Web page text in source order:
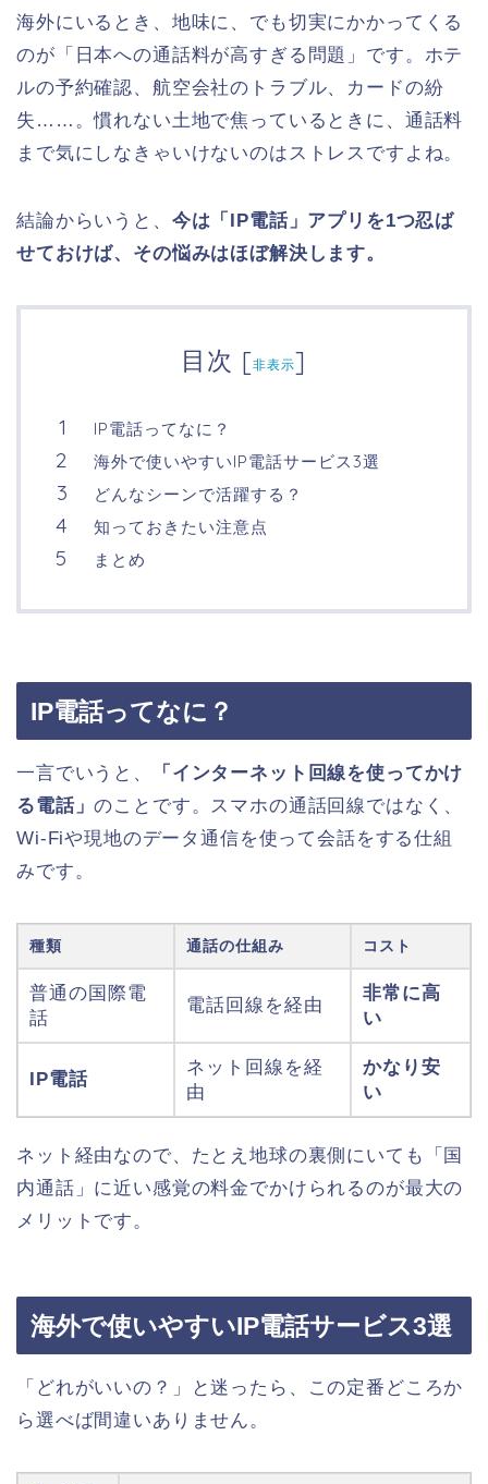
海外にいるとき、地味に、でも切実にかかってくる
のが「日本への通話料が高すぎる問題」です。ホテ
ルの予約確認、航空会社のトラブル、カードの紛
失……。慣れない土地で焦っているときに、通話料
まで気にしなきゃいけないのはストレスですよね。
結論からいうと、 今は「IP電話」アプリを1つ忍ば
せておけば、その悩みはほぼ解決します。
目次 [非表示]
IP電話ってなに？
海外で使いやすいIP電話サービス3選
どんなシーンで活躍する？
知っておきたい注意点
まとめ
IP電話ってなに？
一言でいうと、
「インターネット回線を使ってかけ
る電話」のことです。スマホの通話回線ではなく、
Wi-Fiや現地のデータ通信を使って会話をする仕組
みです。
種類 通話の仕組み コスト
普通の国際電
話
電話回線を経由
非常に高
い
IP電話
ネット回線を経
由
かなり安
い
ネット経由なので、たとえ地球の裏側にいても「国
内通話」に近い感覚の料金でかけられるのが最大の
メリットです。
海外で使いやすいIP電話サービス3選
「どれがいいの？」と迷ったら、この定番どころか
ら選べば間違いありません。